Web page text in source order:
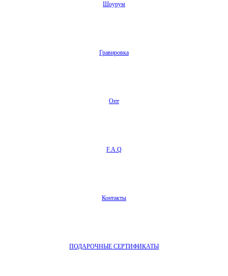
Шоурум
Гравировка
Опт
F.A.Q
Контакты
ПОДАРОЧНЫЕ СЕРТИФИКАТЫ